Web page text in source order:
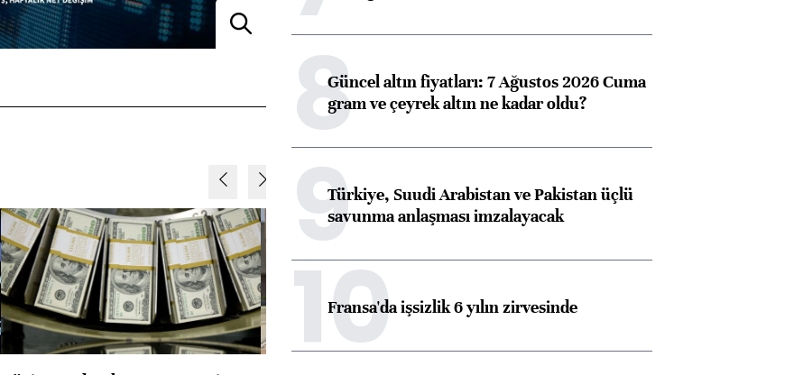
konusunda Unicredit ile
8Güncel altın fiyatları: 7 Ağustos 2026 Cuma
gram ve çeyrek altın ne kadar oldu?
9Türkiye, Suudi Arabistan ve Pakistan üçlü
savunma anlaşması imzalayacak
10
Fransa'da işsizlik 6 yılın zirvesinde